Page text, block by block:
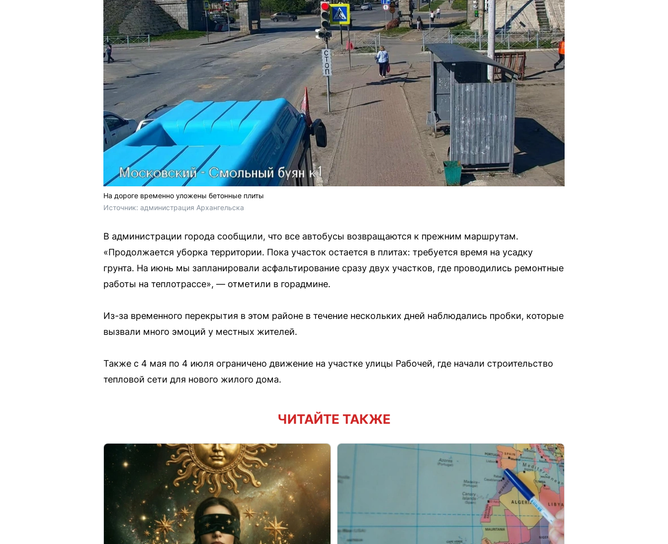
На дороге временно уложены бетонные плиты
Источник: администрация Архангельска
В администрации города сообщили, что все автобусы возвращаются к прежним маршрутам.
«Продолжается уборка территории. Пока участок остается в плитах: требуется время на усадку
грунта. На июнь мы запланировали асфальтирование сразу двух участков, где проводились ремонтные
работы на теплотрассе», — отметили в горадмине.
Из-за временного перекрытия в этом районе в течение нескольких дней наблюдались пробки, которые
вызвали много эмоций у местных жителей.
Также с 4 мая по 4 июля ограничено движение на участке улицы Рабочей, где начали строительство
тепловой сети для нового жилого дома.
ЧИТАЙТЕ ТАКЖЕ